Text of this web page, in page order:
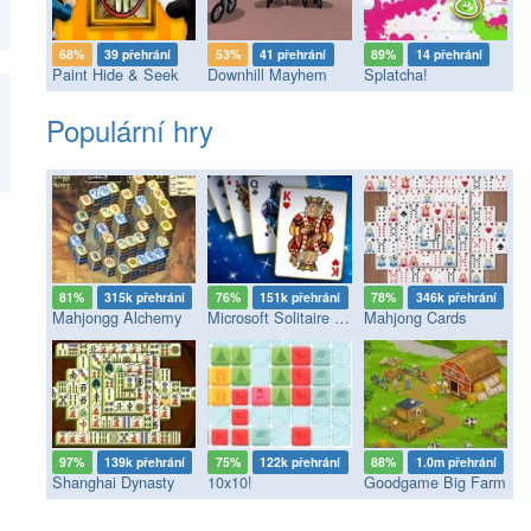
68% 39 přehrání
Paint Hide & Seek
53% 41 přehrání
Downhill Mayhem
89% 14 přehrání
Splatcha!
Populární hry
81% 315k přehrání
Mahjongg Alchemy
76% 151k přehrání
Microsoft Solitaire Collection
78% 346k přehrání
Mahjong Cards
97% 139k přehrání
Shanghai Dynasty
75% 122k přehrání
10x10!
88% 1.0m přehrání
Goodgame Big Farm